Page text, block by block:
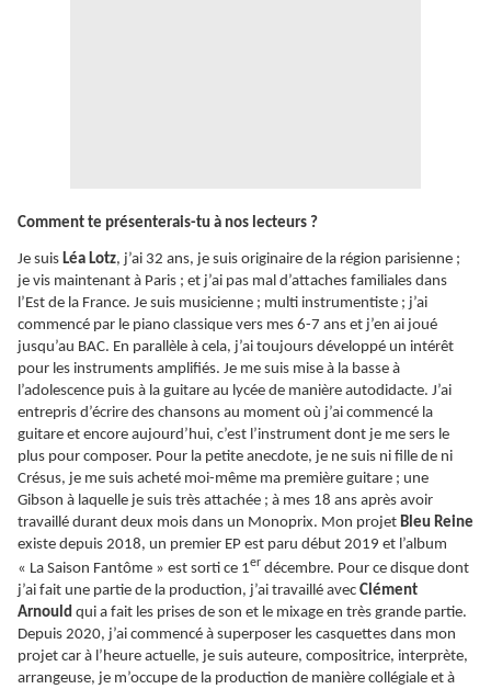
Comment te présenterais-tu à nos lecteurs ?
Je suis Léa Lotz, j’ai 32 ans, je suis originaire de la région parisienne ;
je vis maintenant à Paris ; et j’ai pas mal d’attaches familiales dans
l’Est de la France. Je suis musicienne ; multi instrumentiste ; j’ai
commencé par le piano classique vers mes 6-7 ans et j’en ai joué
jusqu’au BAC. En parallèle à cela, j’ai toujours développé un intérêt
pour les instruments amplifiés. Je me suis mise à la basse à
l’adolescence puis à la guitare au lycée de manière autodidacte. J’ai
entrepris d’écrire des chansons au moment où j’ai commencé la
guitare et encore aujourd’hui, c’est l’instrument dont je me sers le
plus pour composer. Pour la petite anecdote, je ne suis ni fille de ni
Crésus, je me suis acheté moi-même ma première guitare ; une
Gibson à laquelle je suis très attachée ; à mes 18 ans après avoir
travaillé durant deux mois dans un Monoprix. Mon projet Bleu Reine
existe depuis 2018, un premier EP est paru début 2019 et l’album
« La Saison Fantôme » est sorti ce 1er décembre. Pour ce disque dont
j’ai fait une partie de la production, j’ai travaillé avec Clément
Arnould qui a fait les prises de son et le mixage en très grande partie.
Depuis 2020, j’ai commencé à superposer les casquettes dans mon
projet car à l’heure actuelle, je suis auteure, compositrice, interprète,
arrangeuse, je m’occupe de la production de manière collégiale et à